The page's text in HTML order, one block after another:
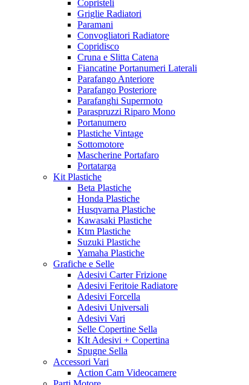
Copristeli
Griglie Radiatori
Paramani
Convogliatori Radiatore
Copridisco
Cruna e Slitta Catena
Fiancatine Portanumeri Laterali
Parafango Anteriore
Parafango Posteriore
Parafanghi Supermoto
Paraspruzzi Riparo Mono
Portanumero
Plastiche Vintage
Sottomotore
Mascherine Portafaro
Portatarga
Kit Plastiche
Beta Plastiche
Honda Plastiche
Husqvarna Plastiche
Kawasaki Plastiche
Ktm Plastiche
Suzuki Plastiche
Yamaha Plastiche
Grafiche e Selle
Adesivi Carter Frizione
Adesivi Feritoie Radiatore
Adesivi Forcella
Adesivi Universali
Adesivi Vari
Selle Copertine Sella
KIt Adesivi + Copertina
Spugne Sella
Accessori Vari
Action Cam Videocamere